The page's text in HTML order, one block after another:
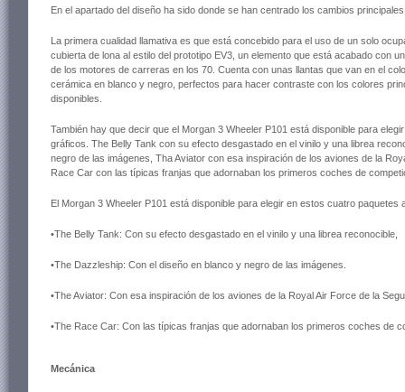
En el apartado del diseño ha sido donde se han centrado los cambios
La primera cualidad llamativa es que está concebido para el uso de un solo
cubierta de lona al estilo del prototipo EV3, un elemento que está acabado con
de los motores de carreras en los 70. Cuenta con unas llantas que van en el
cerámica en blanco y negro, perfectos para hacer contraste con los colores
disponibles.
También hay que decir que el Morgan 3 Wheeler P101 está disponible para
gráficos. The Belly Tank con su efecto desgastado en el vinilo y una librea
negro de las imágenes, Tha Aviator con esa inspiración de los aviones de la
Race Car con las típicas franjas que adornaban los primeros coches de
El Morgan 3 Wheeler P101 está disponible para elegir en estos cuatro
•The Belly Tank: Con su efecto desgastado en el vinilo y una librea reconocible,
•The Dazzleship: Con el diseño en blanco y negro de las imágenes.
•The Aviator: Con esa inspiración de los aviones de la Royal Air Force de la
•The Race Car: Con las típicas franjas que adornaban los primeros coches de
Mecánica